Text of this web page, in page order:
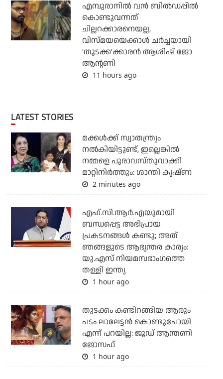
എമ്പുരാനില്‍ വന്‍ ബില്‍ഡപ്പില്‍
കൊണ്ടുവന്നത്
ചില്ലറക്കാരനെയല്ല,
വിസ്മയയെക്കാള്‍ ചര്‍ച്ചയായി
'തുടക്ക'ക്കാരന്‍ ആശിഷ് ജോ
ആന്റണി
11 hours ago
LATEST STORIES
മക്കൾക്ക് സ്വാതന്ത്ര്യം
നൽകിയിട്ടുണ്ട്, ഇല്ലെങ്കിൽ
നമ്മളെ പുരാവസ്തുവാക്കി
മാറ്റിനിർത്തും: ശാന്തി കൃഷ്ണ
2 minutes ago
എഫ്.സി.ആര്‍.എയുമായി
ബന്ധപ്പെട്ട അഭിപ്രായ
പ്രകടനങ്ങള്‍ കണ്ടു; അത്
ഞങ്ങളുടെ ആഭ്യന്തര കാര്യം:
യു.എസ് നിയമസഭാംഗത്തെ
തള്ളി ഇന്ത്യ
1 hour ago
തുടക്കം കണ്ടിറങ്ങിയ ആരും
പടം ലാലേട്ടൻ കൊണ്ടുപോയി
എന്ന് പറയില്ല: ജൂഡ് ആന്തണി
ജോസഫ്
1 hour ago